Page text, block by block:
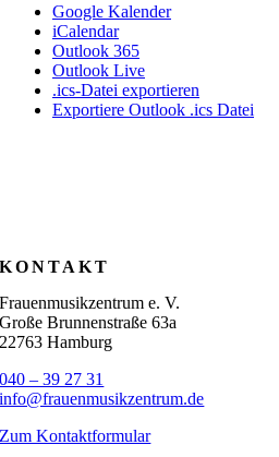
Google Kalender
iCalendar
Outlook 365
Outlook Live
.ics-Datei exportieren
Exportiere Outlook .ics Datei
KONTAKT
Frauenmusikzentrum e. V.
Große Brunnenstraße 63a
22763 Hamburg
040 – 39 27 31
info@frauenmusikzentrum.de
Zum Kontaktformular